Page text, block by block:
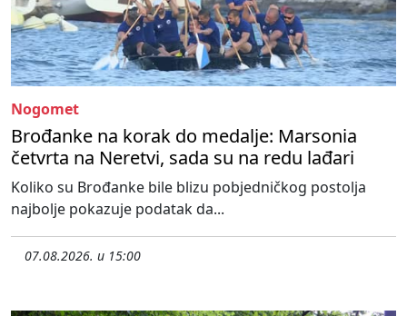
Nogomet
Brođanke na korak do medalje: Marsonia
četvrta na Neretvi, sada su na redu lađari
Koliko su Brođanke bile blizu pobjedničkog postolja
najbolje pokazuje podatak da...
07.08.2026. u 15:00